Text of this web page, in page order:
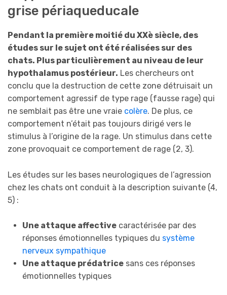
grise périaqueducale
Pendant la première moitié du XXè siècle, des
études sur le sujet ont été réalisées sur des
chats. Plus particulièrement au niveau de leur
hypothalamus postérieur. Les chercheurs ont
conclu que la destruction de cette zone détruisait un
comportement agressif de type rage (fausse rage) qui
ne semblait pas être une vraie colère. De plus, ce
comportement n’était pas toujours dirigé vers le
stimulus à l’origine de la rage. Un stimulus dans cette
zone provoquait ce comportement de rage (2, 3).
Les études sur les bases neurologiques de l’agression
chez les chats ont conduit à la description suivante (4,
5) :
Une attaque affectivecaractérisée par des
réponses émotionnelles typiques du système
nerveux sympathique
Une attaque prédatricesans ces réponses
émotionnelles typiques